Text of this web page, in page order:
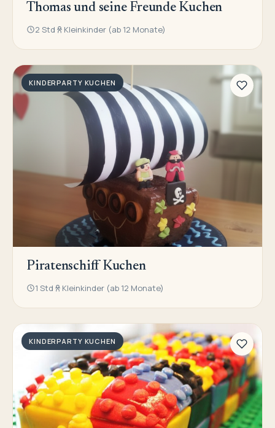
Thomas und seine Freunde Kuchen
2 Std Kleinkinder (ab 12 Monate)
KINDERPARTY KUCHEN
Piratenschiff Kuchen
1 Std Kleinkinder (ab 12 Monate)
KINDERPARTY KUCHEN